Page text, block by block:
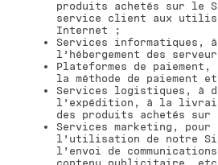
produits achetés sur le
service client aux
Internet ;
Services informatiques,
l’hébergement des
Plateformes de
la méthode de paiement
Services logistiques, à
l’expédition, à la
des produits achetés
Services marketing, pour
l’utilisation de notre
l’envoi de